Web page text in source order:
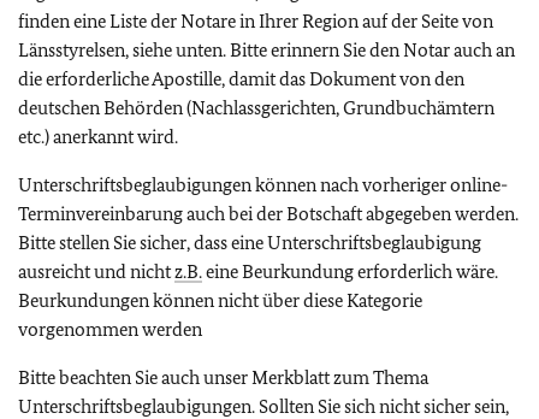
finden eine Liste der Notare in Ihrer Region auf der Seite von
Länsstyrelsen, siehe unten. Bitte erinnern Sie den Notar auch an
die erforderliche Apostille, damit das Dokument von den
deutschen Behörden (Nachlassgerichten, Grundbuchämtern
etc.) anerkannt wird.
Unterschriftsbeglaubigungen können nach vorheriger online-
Terminvereinbarung auch bei der Botschaft abgegeben werden.
Bitte stellen Sie sicher, dass eine Unterschriftsbeglaubigung
ausreicht und nichtz.B.eine Beurkundung erforderlich wäre.
Beurkundungen können nicht über diese Kategorie
vorgenommen werden
Bitte beachten Sie auch unser Merkblatt zum Thema
Unterschriftsbeglaubigungen. Sollten Sie sich nicht sicher sein,